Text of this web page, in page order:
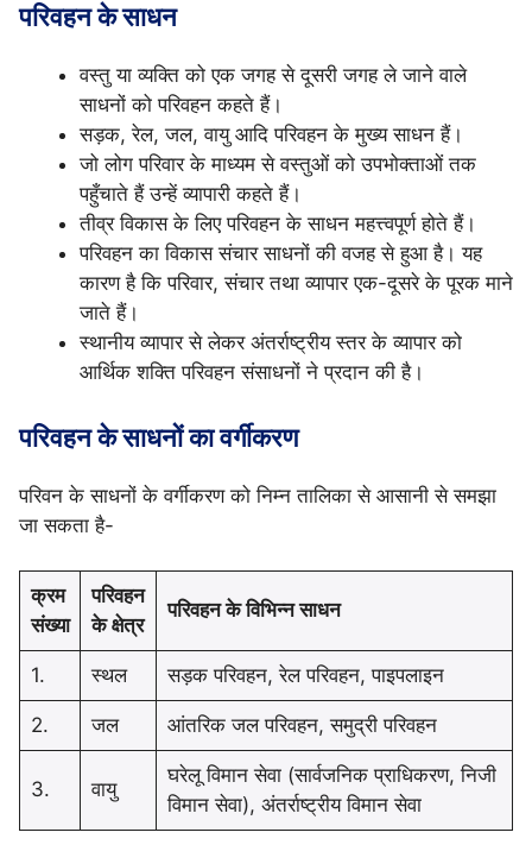
परिवहन के साधन
वस्तु या व्यक्ति को एक जगह से दूसरी जगह ले जाने वाले
साधनों को परिवहन कहते हैं।
सड़क, रेल, जल, वायु आदि परिवहन के मुख्य साधन हैं।
जो लोग परिवार के माध्यम से वस्तुओं को उपभोक्ताओं तक
पहुँचाते हैं उन्हें व्यापारी कहते हैं।
तीव्र विकास के लिए परिवहन के साधन महत्त्वपूर्ण होते हैं।
परिवहन का विकास संचार साधनों की वजह से हुआ है। यह
कारण है कि परिवार, संचार तथा व्यापार एक-दूसरे के पूरक माने
जाते हैं।
स्थानीय व्यापार से लेकर अंतर्राष्ट्रीय स्तर के व्यापार को
आर्थिक शक्ति परिवहन संसाधनों ने प्रदान की है।
परिवहन के साधनों का वर्गीकरण
परिवन के साधनों के वर्गीकरण को निम्न तालिका से आसानी से समझा
जा सकता है-
क्रम
संख्या
परिवहन
के क्षेत्र
परिवहन के विभिन्न साधन
1. स्थल सड़क परिवहन, रेल परिवहन, पाइपलाइन
2. जल आंतरिक जल परिवहन, समुद्री परिवहन
3. वायु
घरेलू विमान सेवा (सार्वजनिक प्राधिकरण, निजी
विमान सेवा), अंतर्राष्ट्रीय विमान सेवा